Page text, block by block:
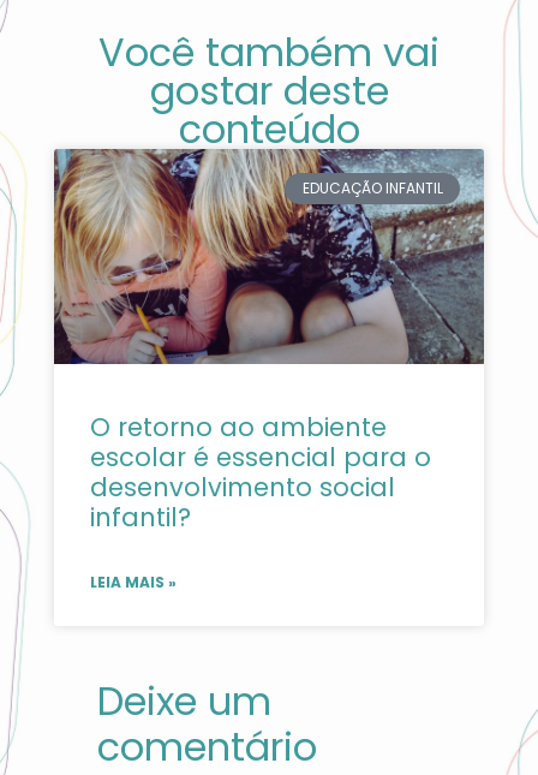
Você também vai
gostar deste
conteúdo
EDUCAÇÃO INFANTIL
O retorno ao ambiente
escolar é essencial para o
desenvolvimento social
infantil?
LEIA MAIS »
Deixe um
comentário